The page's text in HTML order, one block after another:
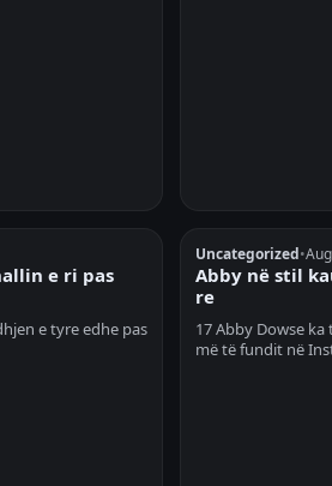
e ri pas
e tyre edhe pas
Uncategorized•
Abby në stil
re
17 Abby Dowse
më të fundit në